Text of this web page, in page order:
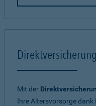
Mit der
Ihre Altersvorsorge